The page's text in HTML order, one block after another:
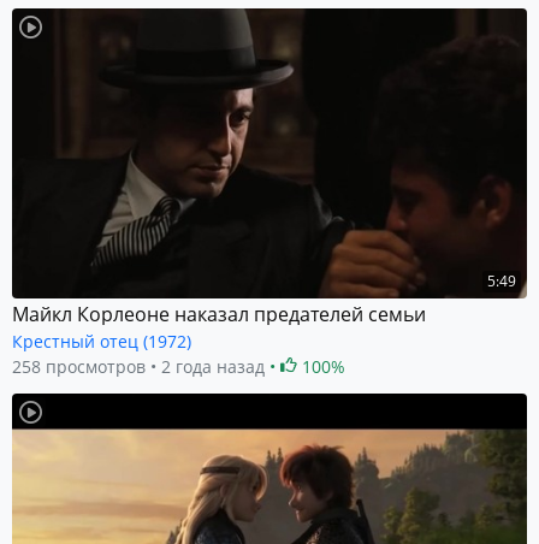
5:49
Майкл Корлеоне наказал предателей семьи
Крестный отец (1972)
258 просмотров
2 года назад 100%